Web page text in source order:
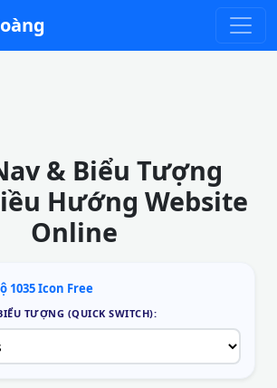
& Biểu Tượng
Hướng Website
Online
1035 Icon Free
TƯỢNG (QUICK SWITCH):